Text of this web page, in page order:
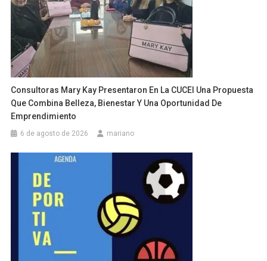
Consultoras Mary Kay Presentaron En La CUCEI Una Propuesta
Que Combina Belleza, Bienestar Y Una Oportunidad De
Emprendimiento
6 de agosto de 2026 mariano